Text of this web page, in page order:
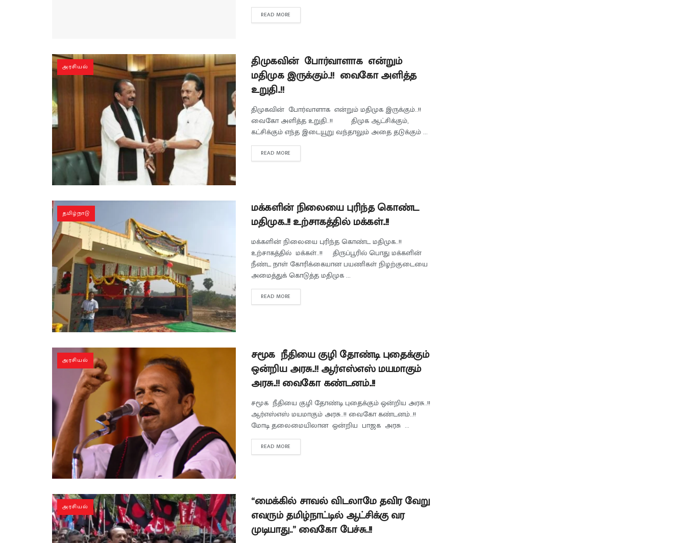
READ MORE
அரசியல்
திமுகவின் போர்வாளாக என்றும்
மதிமுக இருக்கும்..!! வைகோ அளித்த
உறுதி..!!
திமுகவின் போர்வாளாக என்றும் மதிமுக இருக்கும்..!!
வைகோ அளித்த உறுதி..!! திமுக ஆட்சிக்கும்,
கட்சிக்கும் எந்த இடையூறு வந்தாலும் அதை தடுக்கும் ...
READ MORE
தமிழ்நாடு
மக்களின் நிலையை புரிந்த கொண்ட
மதிமுக..!! உற்சாகத்தில் மக்கள்..!!
மக்களின் நிலையை புரிந்த கொண்ட மதிமுக..!!
உற்சாகத்தில் மக்கள்..!! திருப்பூரில் பொது மக்களின்
நீண்ட நாள் கோரிக்கையான பயணிகள் நிழற்குடையை
அமைத்துக் கொடுத்த மதிமுக ...
READ MORE
அரசியல்
சமூக நீதியை குழி தோண்டி புதைக்கும்
ஒன்றிய அரசு..!! ஆர்எஸ்எஸ் மயமாகும்
அரசு..!! வைகோ கண்டனம்..!!
சமூக நீதியை குழி தோண்டி புதைக்கும் ஒன்றிய அரசு..!!
ஆர்எஸ்எஸ் மயமாகும் அரசு..!! வைகோ கண்டனம்..!!
மோடி தலைமையிலான ஒன்றிய பாஜக அரசு ...
READ MORE
அரசியல்
“மைக்கில் சாவல் விடலாமே தவிர வேறு
எவரும் தமிழ்நாட்டில் ஆட்சிக்கு வர
முடியாது..” வைகோ பேச்சு..!!